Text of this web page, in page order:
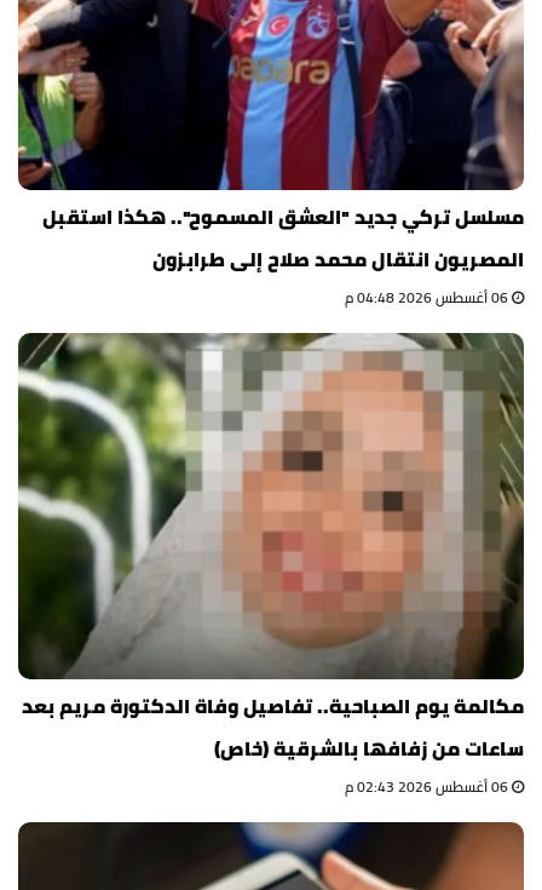
مسلسل تركي جديد "العشق المسموح".. هكذا استقبل
المصريون انتقال محمد صلاح إلى طرابزون
مكالمة يوم الصباحية.. تفاصيل وفاة الدكتورة مريم بعد
ساعات من زفافها بالشرقية (خاص)